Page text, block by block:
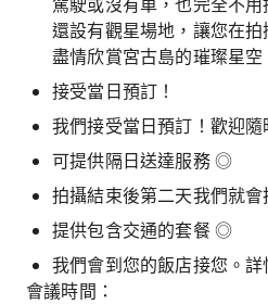
還設有觀星場地，讓您在拍
盡情欣賞宮古島的璀璨星空
接受當日預訂！
我們接受當日預訂！歡迎隨
可提供隔日送達服務 ◎
拍攝結束後第二天我們就會
提供包含交通的套餐 ◎
我們會到您的飯店接您。詳
會議時間：